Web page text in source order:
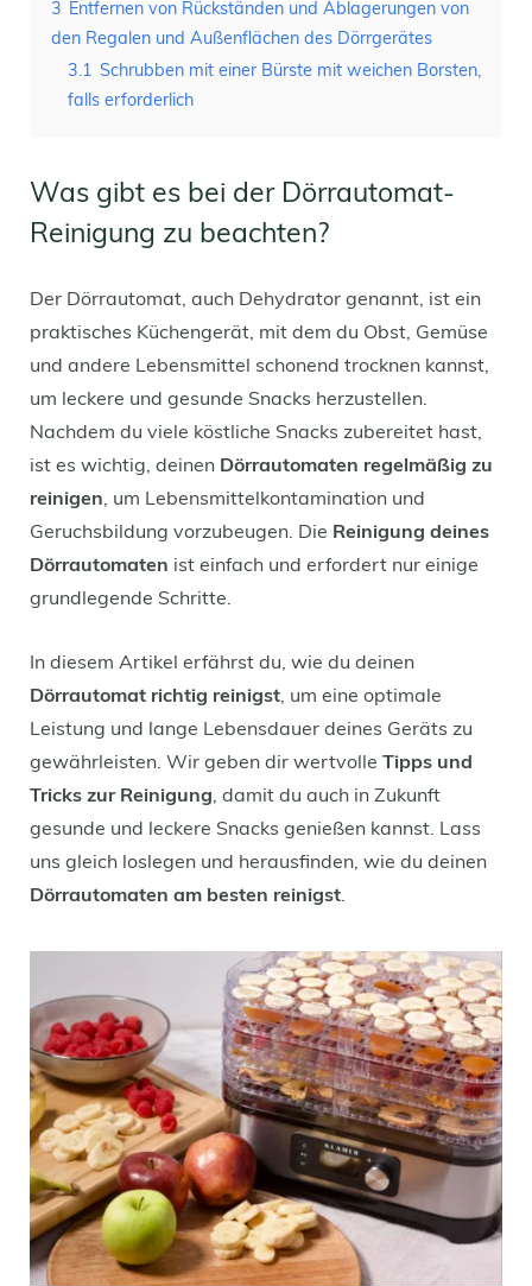
3 Entfernen von Rückständen und Ablagerungen von
den Regalen und Außenflächen des Dörrgerätes
3.1 Schrubben mit einer Bürste mit weichen Borsten,
falls erforderlich
Was gibt es bei der Dörrautomat-
Reinigung zu beachten?
Der Dörrautomat, auch Dehydrator genannt, ist ein
praktisches Küchengerät, mit dem du Obst, Gemüse
und andere Lebensmittel schonend trocknen kannst,
um leckere und gesunde Snacks herzustellen.
Nachdem du viele köstliche Snacks zubereitet hast,
ist es wichtig, deinen Dörrautomaten regelmäßig zu
reinigen, um Lebensmittelkontamination und
Geruchsbildung vorzubeugen. Die Reinigung deines
Dörrautomaten ist einfach und erfordert nur einige
grundlegende Schritte.
In diesem Artikel erfährst du, wie du deinen
Dörrautomat richtig reinigst, um eine optimale
Leistung und lange Lebensdauer deines Geräts zu
gewährleisten. Wir geben dir wertvolle Tipps und
Tricks zur Reinigung, damit du auch in Zukunft
gesunde und leckere Snacks genießen kannst. Lass
uns gleich loslegen und herausfinden, wie du deinen
Dörrautomaten am besten reinigst.